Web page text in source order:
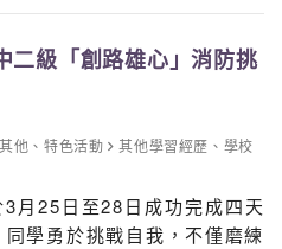
2C 張啟業
2D
2C 張文俊
2D
2C 郭政彥
2C 徐梓熙
級「創路雄心」消防挑
其他 、特色活動 其他學習經歷 、 學校
月25日至28日成功完成四天
學勇於挑戰自我，不僅磨練